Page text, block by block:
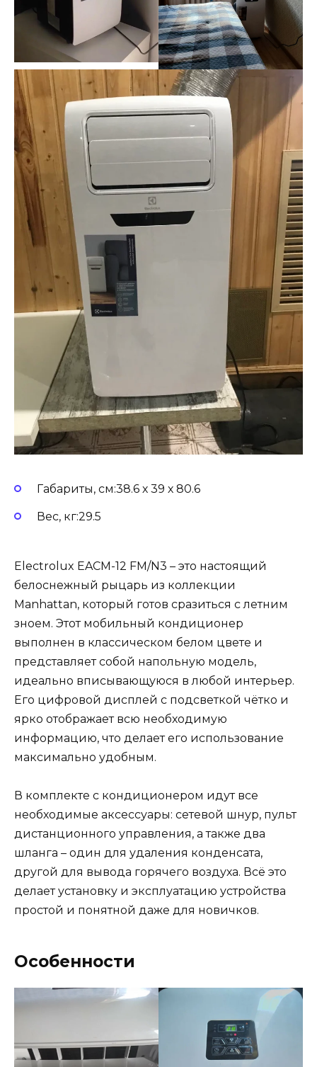
Габариты, см:38.6 х 39 х 80.6
Вес, кг:29.5
Electrolux EACM-12 FM/N3 – это настоящий
белоснежный рыцарь из коллекции
Manhattan, который готов сразиться с летним
зноем. Этот мобильный кондиционер
выполнен в классическом белом цвете и
представляет собой напольную модель,
идеально вписывающуюся в любой интерьер.
Его цифровой дисплей с подсветкой чётко и
ярко отображает всю необходимую
информацию, что делает его использование
максимально удобным.
В комплекте с кондиционером идут все
необходимые аксессуары: сетевой шнур, пульт
дистанционного управления, а также два
шланга – один для удаления конденсата,
другой для вывода горячего воздуха. Всё это
делает установку и эксплуатацию устройства
простой и понятной даже для новичков.
Особенности